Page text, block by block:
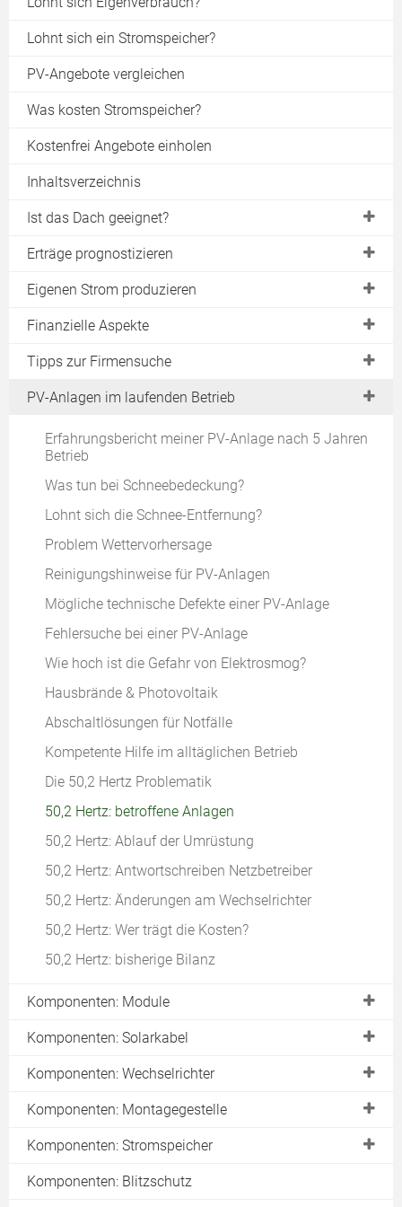
Lohnt sich ein Stromspeicher?
PV-Angebote vergleichen
Was kosten Stromspeicher?
Kostenfrei Angebote einholen
Inhaltsverzeichnis
Ist das Dach geeignet?
Vor- & Nachteile einer PV-Anlage
Die optimale Dachausrichtung
Sonneneinstrahlung vor Ort
Schattenverläufe auf dem Dach
Wieviel Leistung passt aufs Dach?
Photovoltaik auf Asbestdächern
Photovoltaik auf Flachdächern
Nachführsysteme für Flachdächer
Tipps zur Dachflächen-Vermietung
Erträge prognostizieren
Datenbanken mit Ertragsdaten
Ertragsdatenbank "PVGIS"
Schattenverlauf berechnen
Ertragsdatenbank "Sonnenertrag"
Ertragsdatenbank "Solarlog"
Ertragsdatenbank "PV Erträge"
Weitere Ertragsdatenbanken
Eigenen Strom produzieren
Vergütung für selbst verbrauchten Strom
Realistischer Eigenverbrauch
Umsatzsteuer auf Eigenverbrauch
Eigenverbrauch bei Mietdächern
Finanzielle Aspekte
Was kostet eine PV-Anlage?
Einspeisevergütung
Rentabilität berechnen
Versicherungen für PV-Anlagen
Tipps zur Firmensuche
Angebote beurteilen und vergleichen
PV-Anlagen im laufenden Betrieb
Erfahrungsbericht meiner PV-Anlage nach 5 Jahren
Betrieb
Was tun bei Schneebedeckung?
Lohnt sich die Schnee-Entfernung?
Problem Wettervorhersage
Reinigungshinweise für PV-Anlagen
Mögliche technische Defekte einer PV-Anlage
Fehlersuche bei einer PV-Anlage
Wie hoch ist die Gefahr von Elektrosmog?
Hausbrände & Photovoltaik
Abschaltlösungen für Notfälle
Kompetente Hilfe im alltäglichen Betrieb
Die 50,2 Hertz Problematik
50,2 Hertz: betroffene Anlagen
50,2 Hertz: Ablauf der Umrüstung
50,2 Hertz: Antwortschreiben Netzbetreiber
50,2 Hertz: Änderungen am Wechselrichter
50,2 Hertz: Wer trägt die Kosten?
50,2 Hertz: bisherige Bilanz
Komponenten: Module
Kennzahlen für Photovoltaik Module
Welche Modulart wählen?
Module für Balkon und Steckdose
Sondermodule
Transparente Sondermodule
Komponenten: Solarkabel
Verluste durch Solarkabel minimieren
Komponenten: Wechselrichter
Welchen Wechselrichter wählen?
Modul-Wechselrichter-Kombination berechnen
Montageort für Wechselrichter
Komponenten: Montagegestelle
Dachhaken richtig montieren
Diebstahlschutz für PV-Module
Komponenten: Stromspeicher
Was kosten Stromspeicher?
Komponenten: Blitzschutz